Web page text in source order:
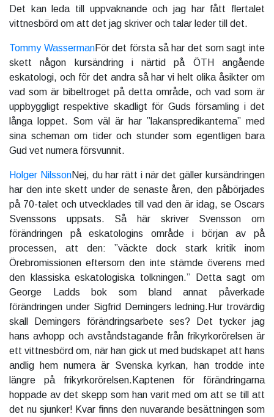
Det kan leda till uppvaknande och jag har fått flertalet
vittnesbörd om att det jag skriver och talar leder till det.
Tommy WassermanFör det första så har det som sagt inte
skett någon kursändring i närtid på ÖTH angående
eskatologi, och för det andra så har vi helt olika åsikter om
vad som är bibeltroget på detta område, och vad som är
uppbyggligt respektive skadligt för Guds församling i det
långa loppet. Som väl är har ”lakanspredikanterna” med
sina scheman om tider och stunder som egentligen bara
Gud vet numera försvunnit.
Holger NilssonNej, du har rätt i när det gäller kursändringen
har den inte skett under de senaste åren, den påbörjades
på 70-talet och utvecklades till vad den är idag, se Oscars
Svenssons uppsats. Så här skriver Svensson om
förändringen på eskatologins område i början av på
processen, att den: ”väckte dock stark kritik inom
Örebromissionen eftersom den inte stämde överens med
den klassiska eskatologiska tolkningen.” Detta sagt om
George Ladds bok som bland annat påverkade
förändringen under Sigfrid Demingers ledning.Hur trovärdig
skall Demingers förändringsarbete ses? Det tycker jag
hans avhopp och avståndstagande från frikyrkorörelsen är
ett vittnesbörd om, när han gick ut med budskapet att hans
andlig hem numera är Svenska kyrkan, han trodde inte
längre på frikyrkorörelsen.Kaptenen för förändringarna
hoppade av det skepp som han varit med om att se till att
det nu sjunker! Kvar finns den nuvarande besättningen som